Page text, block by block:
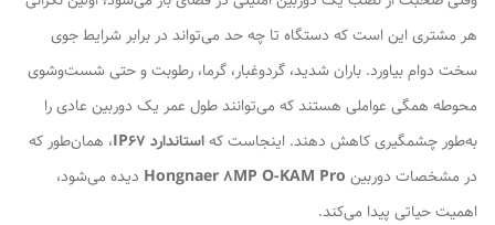
هر مشتری این است که دستگاه تا چه حد می‌تواند در برابر شرایط جوی
سخت دوام بیاورد. باران شدید، گردوغبار، گرما، رطوبت و حتی شست‌وشوی
محوطه همگی عواملی هستند که می‌توانند طول عمر یک دوربین عادی را
به‌طور چشمگیری کاهش دهند. اینجاست کهاستاندارد IP67
، همان‌طور که
در مشخصات دوربین Hongnaer 8MP O-KAM Pro دیده می‌شود،
اهمیت حیاتی پیدا می‌کند.